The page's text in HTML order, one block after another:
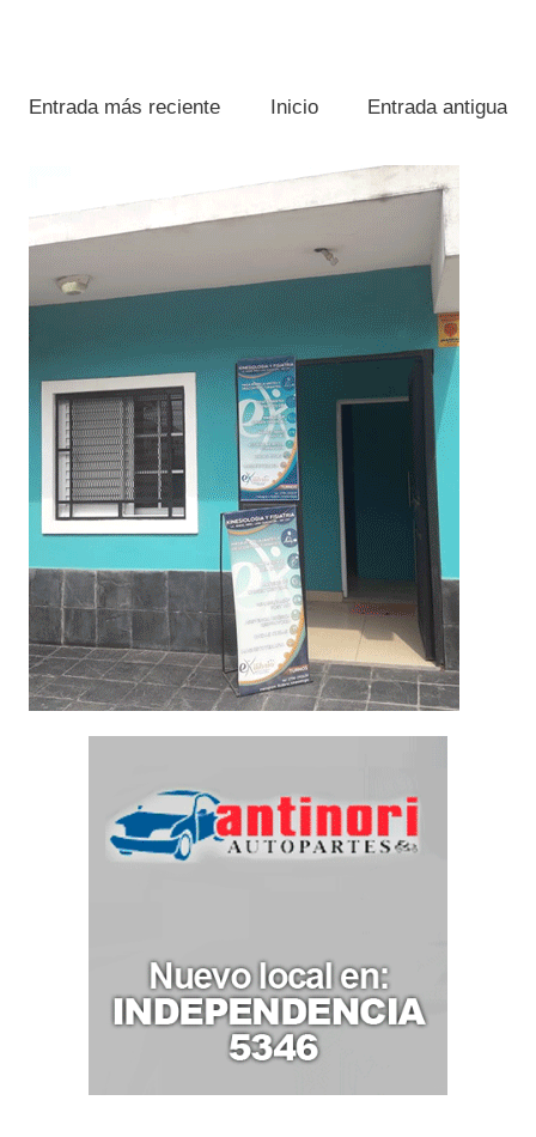
Entrada más reciente Entrada antigua
Inicio